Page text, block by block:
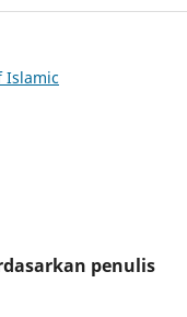
Islamic
penulis